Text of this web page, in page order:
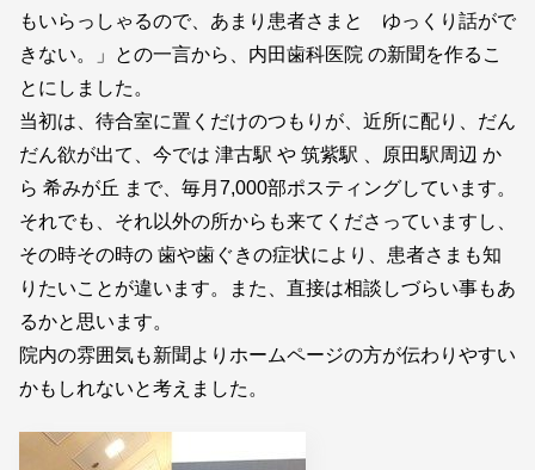
もいらっしゃるので、あまり患者さまと ゆっくり話がで
きない。」との一言から、内田歯科医院 の新聞を作るこ
とにしました。
当初は、待合室に置くだけのつもりが、近所に配り、だん
だん欲が出て、今では 津古駅 や 筑紫駅 、原田駅周辺 か
ら 希みが丘 まで、毎月7,000部ポスティングしています。
それでも、それ以外の所からも来てくださっていますし、
その時その時の 歯や歯ぐきの症状により、患者さまも知
りたいことが違います。また、直接は相談しづらい事もあ
るかと思います。
院内の雰囲気も新聞よりホームページの方が伝わりやすい
かもしれないと考えました。